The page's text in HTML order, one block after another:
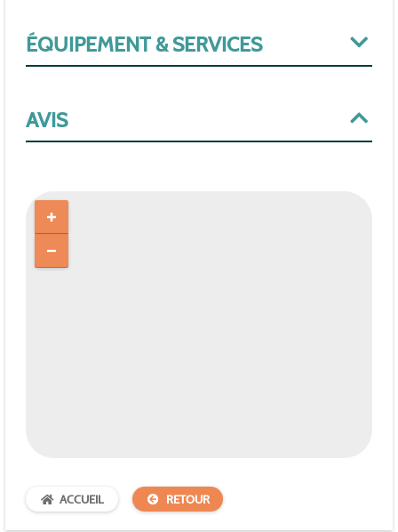
ÉQUIPEMENT & SERVICES
AVIS
ACCUEIL RETOUR